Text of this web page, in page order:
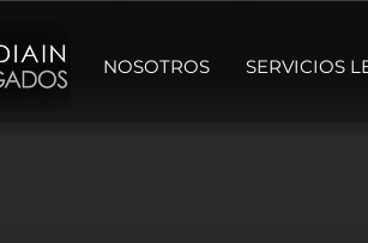
NOSOTROS SERVICIOS